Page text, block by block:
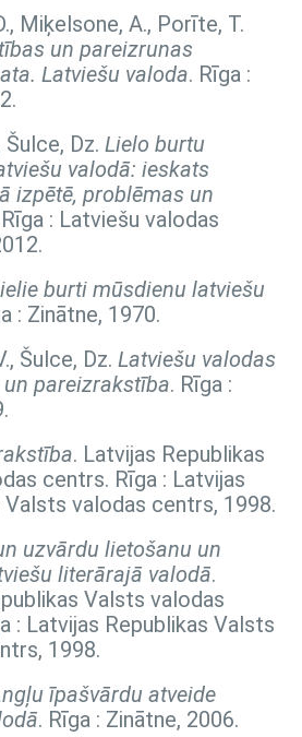
Miķelsone, A., Porīte, T.
un pareizrunas
Latviešu valoda. Rīga :
Šulce, Dz. Lielo burtu
valodā: ieskats
izpētē, problēmas un
: Latviešu valodas
burti mūsdienu latviešu
: Zinātne, 1970.
Šulce, Dz. Latviešu valodas
pareizrakstība. Rīga :
. Latvijas Republikas
centrs. Rīga : Latvijas
Valsts valodas centrs, 1998.
uzvārdu lietošanu un
literārajā valodā.
Valsts valodas
: Latvijas Republikas Valsts
1998.
īpašvārdu atveide
. Rīga : Zinātne, 2006.